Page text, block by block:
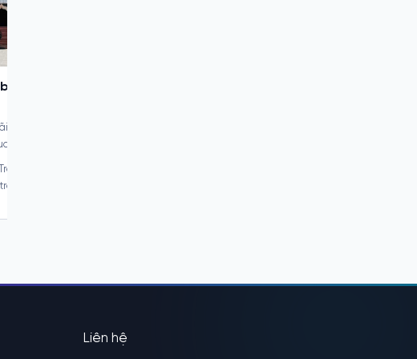
Liên hệ